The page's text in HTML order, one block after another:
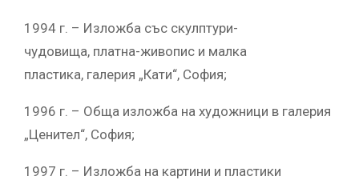
1994 г. – Изложба със скулптури-
чудовища, платна-живопис и малка
пластика, галерия „Кати“, София;
1996 г. – Обща изложба на художници в галерия
„Ценител“, София;
1997 г. – Изложба на картини и пластики